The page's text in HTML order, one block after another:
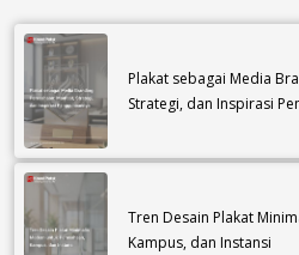
Plakat sebagai Media
Strategi, dan Inspirasi
Tren Desain Plakat
Kampus, dan Instansi